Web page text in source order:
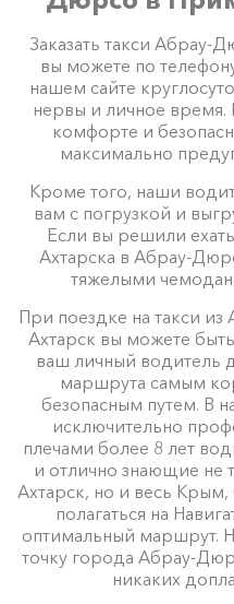
Заказать такси Абрау-
вы можете по
нашем сайте
нервы и личное время.
комфорте и
максимально
Кроме того, наши
вам с погрузкой и
Если вы решили
Ахтарска в Абрау-
тяжелыми
При поездке на такси
Ахтарск вы можете
ваш личный водитель
маршрута самым
безопасным путем. В
исключительно
плечами более 8 лет
и отлично знающие
Ахтарск, но и весь Крым,
полагаться на
оптимальный маршрут.
точку города Абрау-
никаких